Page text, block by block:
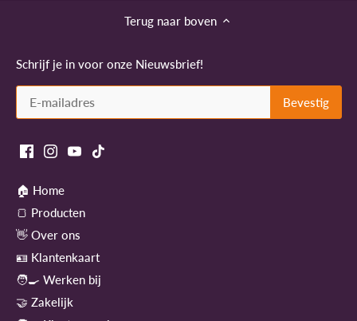
Terug naar boven
Schrijf je in voor onze Nieuwsbrief!
🏠 Home
🍞 Producten
👋 Over ons
🪪 Klantenkaart
🧑‍🍳 Werken bij
🤝 Zakelijk